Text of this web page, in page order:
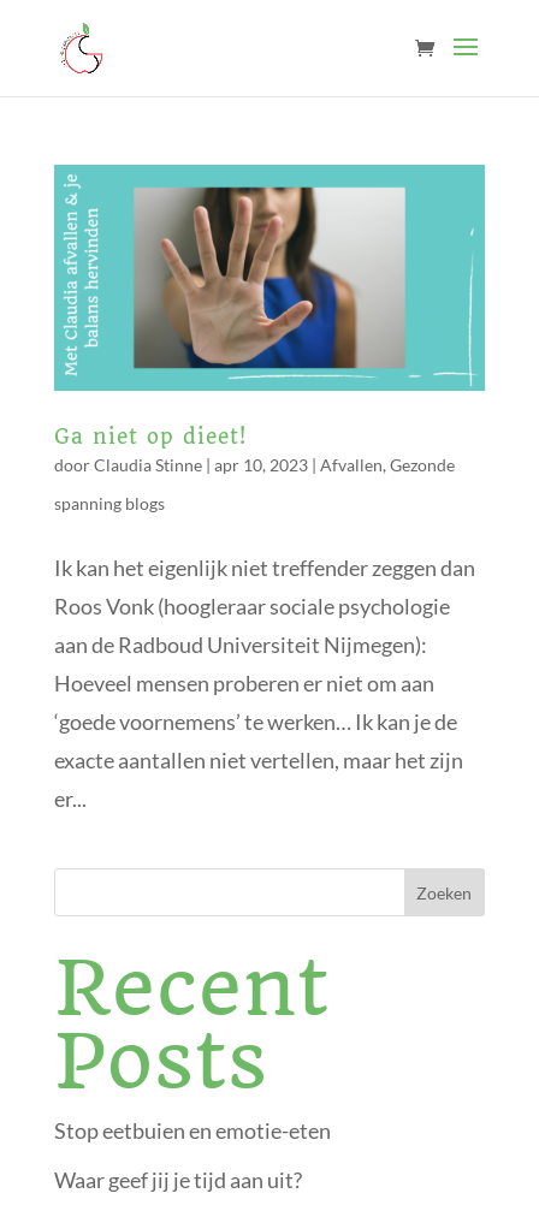
Ga niet op dieet!
doorClaudia Stinne| apr 10, 2023| Afvallen, Gezonde
spanning blogs
Ik kan het eigenlijk niet treffender zeggen dan
Roos Vonk (hoogleraar sociale psychologie
aan de Radboud Universiteit Nijmegen):
Hoeveel mensen proberen er niet om aan
‘goede voornemens’ te werken… Ik kan je de
exacte aantallen niet vertellen, maar het zijn
er...
Zoeken
Recent
Posts
Stop eetbuien en emotie-eten
Waar geef jij je tijd aan uit?